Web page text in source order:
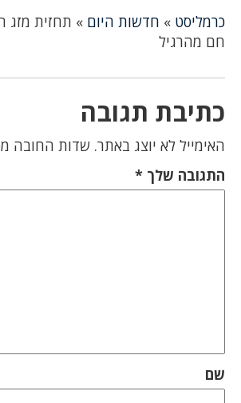
כרמליסט » חדשות היום »
חם מהרגיל
כתיבת תגובה
האימייל לא יוצג באתר. שדות החובה
התגובה שלך *
שם